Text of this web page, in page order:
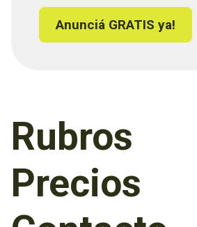
Anunciá GRATIS ya!
Rubros
Precios